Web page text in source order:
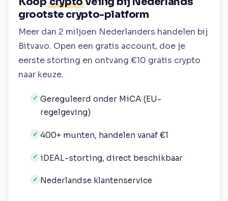
grootste crypto-platform
Meer dan 2 miljoen Nederlanders handelen bij
Bitvavo. Open een gratis account, doe je
eerste storting en ontvang €10 gratis crypto
naar keuze.
✓ Gereguleerd onder MiCA (EU-
regelgeving)
✓ 400+ munten, handelen vanaf €1
✓ iDEAL-storting, direct beschikbaar
✓ Nederlandse klantenservice